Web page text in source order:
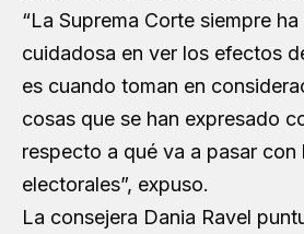
“La Suprema Corte siempre
cuidadosa en ver los efectos
es cuando toman en
cosas que se han expresado
respecto a qué va a pasar con
electorales”, expuso.
La consejera Dania Ravel